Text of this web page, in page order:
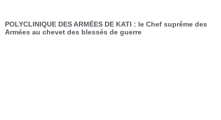
POLYCLINIQUE DES ARMÉES DE KATI : le Chef suprême des
Armées au chevet des blessés de guerre